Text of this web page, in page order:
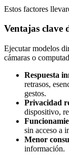
Estos factores
Ventajas clave
Ejecutar modelos
cámaras o
Respuesta
retrasos,
gestos.
Privacidad
dispositivo,
sin acceso a
Menor
información.